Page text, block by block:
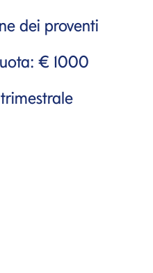
dei proventi
€ 1000